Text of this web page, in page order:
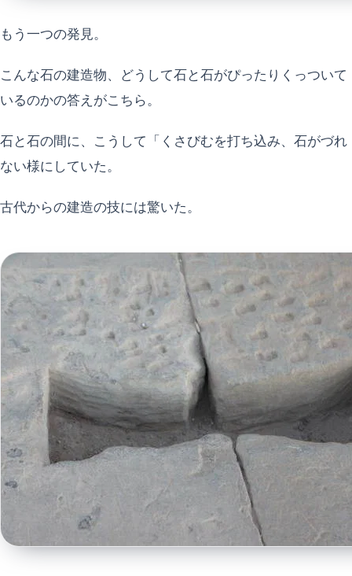
もう一つの発見。
こんな石の建造物、どうして石と石がぴったりくっついて
いるのかの答えがこちら。
石と石の間に、こうして「くさびむを打ち込み、石がづれ
ない様にしていた。
古代からの建造の技には驚いた。